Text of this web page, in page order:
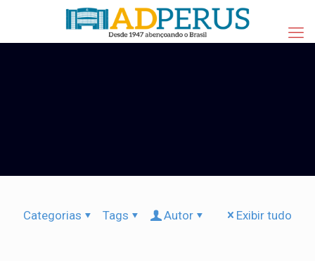
Categorias Tags Autor Exibir tudo